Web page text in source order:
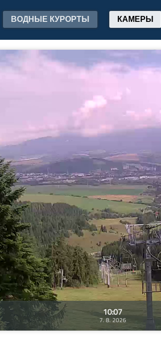
ВОДНЫЕ КУРОРТЫ КАМЕРЫ
10:07
7. 8. 2026